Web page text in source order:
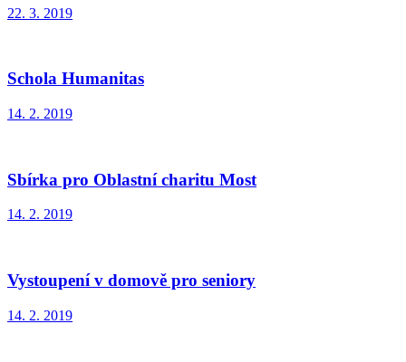
22. 3. 2019
Schola Humanitas
14. 2. 2019
Sbírka pro Oblastní charitu Most
14. 2. 2019
Vystoupení v domově pro seniory
14. 2. 2019